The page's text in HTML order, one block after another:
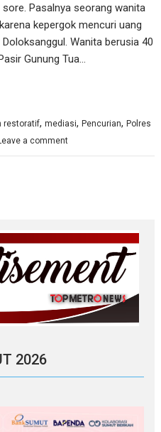
Pasalnya seorang wanita
kepergok mencuri uang
Wanita berusia 40
Gunung Tua…
restoratif,mediasi,Pencurian,Polres
a comment
2026